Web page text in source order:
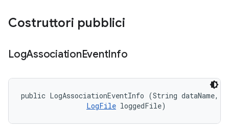
Costruttori pubblici
LogAssociationEventInfo
public LogAssociationEventInfo (String dataName,
LogFile loggedFile)